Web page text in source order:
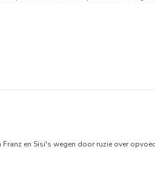
en Sisi's wegen door ruzie over